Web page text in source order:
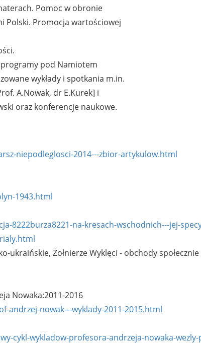
Pomoc w obronie
Polski. Promocja wartościowej
pod Namiotem
wykłady i spotkania m.in.
A.Nowak, dr E.Kurek] i
oraz konferencje naukowe.
niepodleglosci-2014---zbior-artykulow.html
1943.html
8222burza8221-na-kresach-wschodnich---jej-
ukraińskie, Żołnierze Wyklęci - obchody
Nowaka:2011-2016
andrzej-nowak---wyklady-2011-2015.html
cykl-wykladow-profesora-andrzeja-nowaka-wezly-